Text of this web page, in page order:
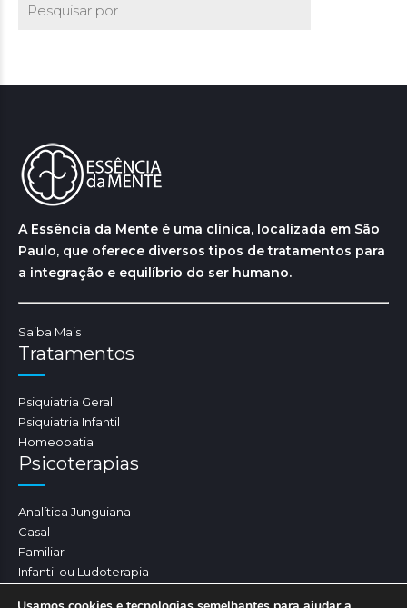
A Essência da Mente é uma clínica, localizada em São
Paulo, que oferece diversos tipos de tratamentos para
a integração e equilíbrio do ser humano.
Saiba Mais
Tratamentos
Psiquiatria Geral
Psiquiatria Infantil
Homeopatia
Psicoterapias
Analítica Junguiana
Casal
Familiar
Infantil ou Ludoterapia